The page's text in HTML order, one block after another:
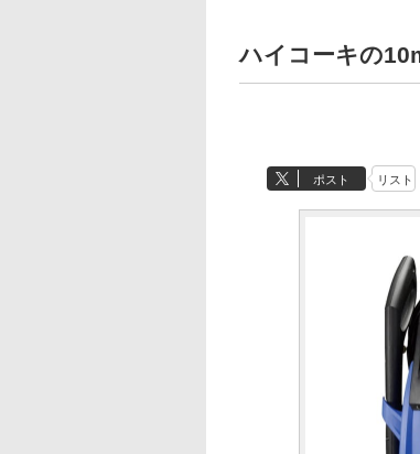
ハイコーキの
ポスト リスト